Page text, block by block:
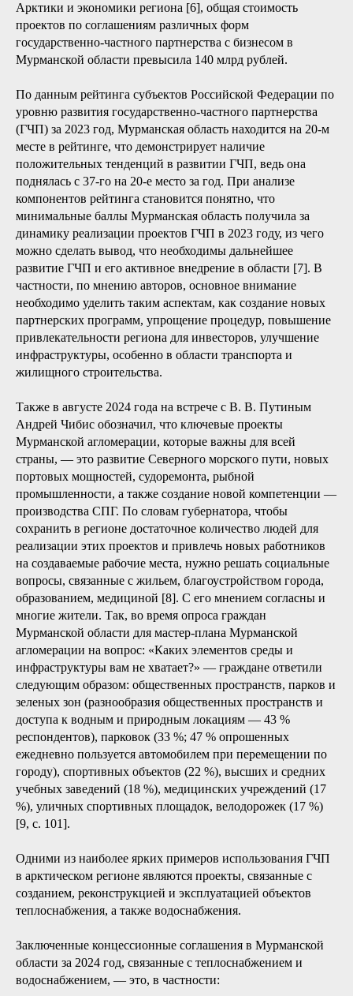
Арктики и экономики региона [6], общая стоимость
проектов по соглашениям различных форм
государственно-частного партнерства с бизнесом в
Мурманской области превысила 140 млрд рублей.
По данным рейтинга субъектов Российской Федерации по
уровню развития государственно-частного партнерства
(ГЧП) за 2023 год, Мурманская область находится на 20-м
месте в рейтинге, что демонстрирует наличие
положительных тенденций в развитии ГЧП, ведь она
поднялась с 37-го на 20-е место за год. При анализе
компонентов рейтинга становится понятно, что
минимальные баллы Мурманская область получила за
динамику реализации проектов ГЧП в 2023 году, из чего
можно сделать вывод, что необходимы дальнейшее
развитие ГЧП и его активное внедрение в области [7]. В
частности, по мнению авторов, основное внимание
необходимо уделить таким аспектам, как создание новых
партнерских программ, упрощение процедур, повышение
привлекательности региона для инвесторов, улучшение
инфраструктуры, особенно в области транспорта и
жилищного строительства.
Также в августе 2024 года на встрече с В. В. Путиным
Андрей Чибис обозначил, что ключевые проекты
Мурманской агломерации, которые важны для всей
страны, — это развитие Северного морского пути, новых
портовых мощностей, судоремонта, рыбной
промышленности, а также создание новой компетенции —
производства СПГ. По словам губернатора, чтобы
сохранить в регионе достаточное количество людей для
реализации этих проектов и привлечь новых работников
на создаваемые рабочие места, нужно решать социальные
вопросы, связанные с жильем, благоустройством города,
образованием, медициной [8]. С его мнением согласны и
многие жители. Так, во время опроса граждан
Мурманской области для мастер-плана Мурманской
агломерации на вопрос: «Каких элементов среды и
инфраструктуры вам не хватает?» — граждане ответили
следующим образом: общественных пространств, парков и
зеленых зон (разнообразия общественных пространств и
доступа к водным и природным локациям — 43 %
респондентов), парковок (33 %; 47 % опрошенных
ежедневно пользуется автомобилем при перемещении по
городу), спортивных объектов (22 %), высших и средних
учебных заведений (18 %), медицинских учреждений (17
%), уличных спортивных площадок, велодорожек (17 %)
[9, с. 101].
Одними из наиболее ярких примеров использования ГЧП
в арктическом регионе являются проекты, связанные с
созданием, реконструкцией и эксплуатацией объектов
теплоснабжения, а также водоснабжения.
Заключенные концессионные соглашения в Мурманской
области за 2024 год, связанные с теплоснабжением и
водоснабжением, — это, в частности: